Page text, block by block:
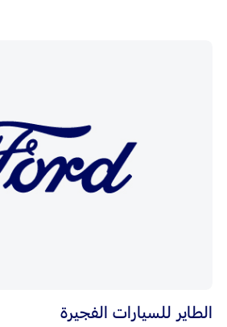
الطاير للسيارات الفجيرة